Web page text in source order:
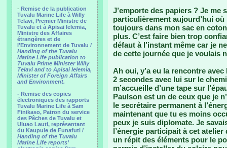
- Remise de la publication
Tuvalu Marine Life à Willy
Telavi, Premier Ministre de
Tuvalu et à Apisai Ielemia,
Ministre des Affaires
étrangères et de
l'Environnement de Tuvalu /
Handing of the Tuvalu
Marine Life publication to
Tuvalu Prime Minister Willy
Telavi and to Apisai Ielemia,
Minister of Foreign Affairs
and Environment.
- Remise des copies
électroniques des rapports
Tuvalu Marine Life à Sam
Finikaso, Patron du service
des Pêches de Tuvalu et
Uluao Lauti, représentant
du Kaupule de Funafuti /
Handing of the Tuvalu
Marine Life reports’
J’emporte des papiers ? Je
particulièrement aujourd’hui
toujours dans mon sac en
plus. C’est faire bien trop
défaut à l’instant même car je
de cette journée que je voulais
Ah oui, y’a eu la rencontre
2 secondes avec lui sur le
m’accueille d’une tape sur
Paulson est un de ceux que je
le secrétaire permanent à
maintenant que tu es moins
peux je suis diplomate. Je
l’énergie participait à cet
un répit des éléments pour le